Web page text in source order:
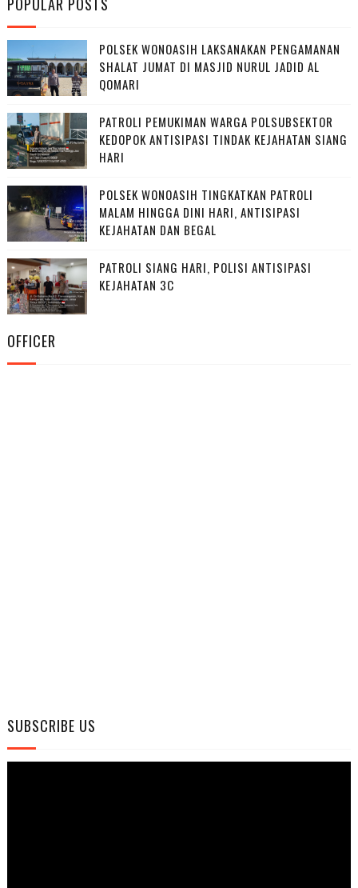
POPULAR POSTS
POLSEK WONOASIH LAKSANAKAN PENGAMANAN
SHALAT JUMAT DI MASJID NURUL JADID AL
QOMARI
PATROLI PEMUKIMAN WARGA POLSUBSEKTOR
KEDOPOK ANTISIPASI TINDAK KEJAHATAN SIANG
HARI
POLSEK WONOASIH TINGKATKAN PATROLI
MALAM HINGGA DINI HARI, ANTISIPASI
KEJAHATAN DAN BEGAL
PATROLI SIANG HARI, POLISI ANTISIPASI
KEJAHATAN 3C
OFFICER
SUBSCRIBE US